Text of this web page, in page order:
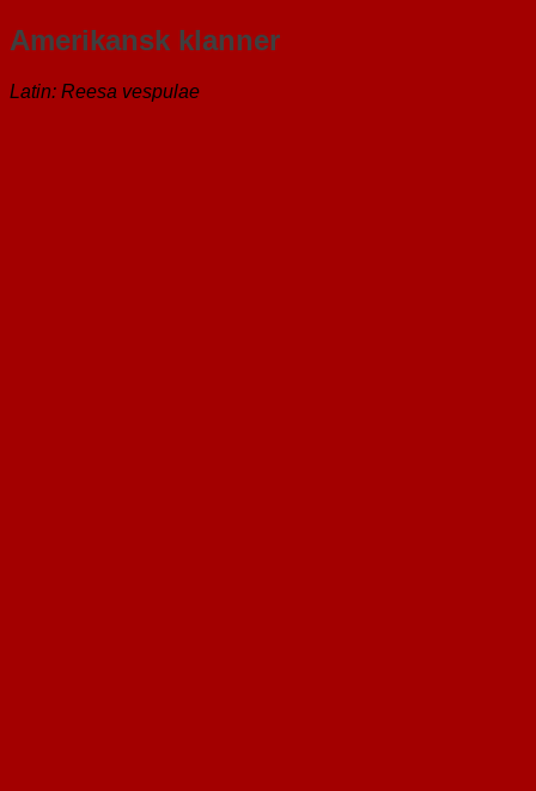
Amerikansk klanner
Latin: Reesa vespulae